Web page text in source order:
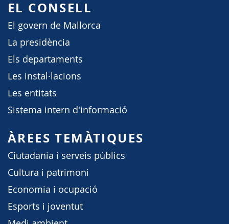
EL CONSELL
El govern de Mallorca
La presidència
Els departaments
Les instal·lacions
Les entitats
Sistema intern d'informació
ÀREES TEMÀTIQUES
Ciutadania i serveis públics
Cultura i patrimoni
Economia i ocupació
Esports i joventut